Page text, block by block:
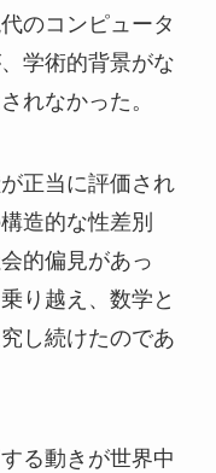
のコンピュータ
学術的背景がな
れなかった。
正当に評価され
造的な性差別
的偏見があっ
り越え、数学と
し続けたのであ
る動きが世界中